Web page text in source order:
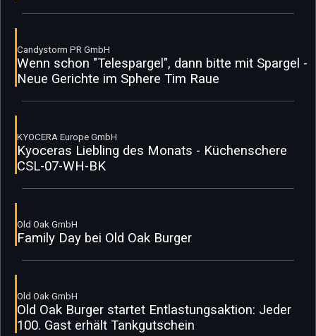
Candystorm PR GmbH
Wenn schon "Telespargel", dann bitte mit Spargel -
Neue Gerichte im Sphere Tim Raue
KYOCERA Europe GmbH
Kyoceras Liebling des Monats - Küchenschere
CSL-07-WH-BK
Old Oak GmbH
Family Day bei Old Oak Burger
Old Oak GmbH
Old Oak Burger startet Entlastungsaktion: Jeder
100. Gast erhält Tankgutschein